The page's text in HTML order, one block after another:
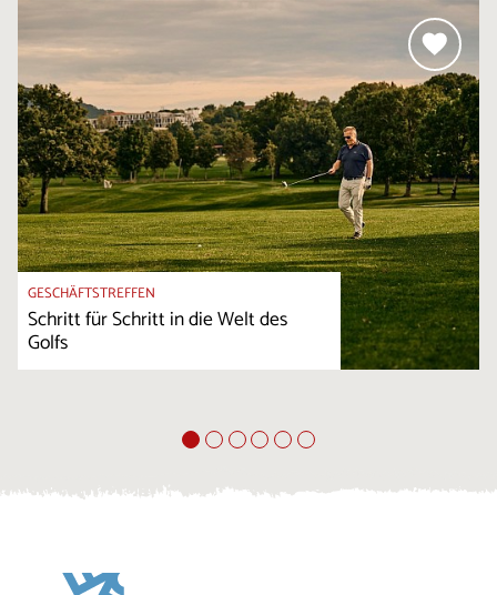
GESCHÄFTSTREFFEN
Schritt für Schritt in die Welt des
Golfs